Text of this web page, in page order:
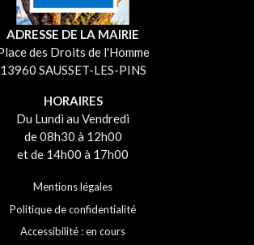
ADRESSE DE LA MAIRIE
des Droits de l'Homme
13960 SAUSSET-LES-PINS
HORAIRES
Du Lundi au Vendredi
de 08h30 à 12h00
et de 14h00 à 17h00
Mentions légales
Politique de confidentialité
Accessibilité : en cours